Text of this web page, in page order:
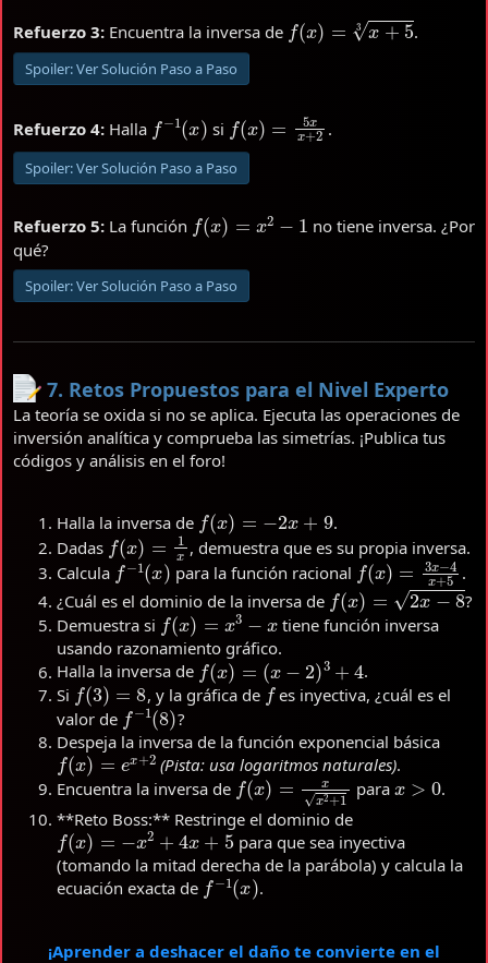
Refuerzo 3: Encuentra la inversa de (x = 53 .
Spoiler:Ver Solución Paso a Paso
Refuerzo 4: Halla − 1 (x ) si (x = +2 .
Spoiler:Ver Solución Paso a Paso
Refuerzo 5: La función (x = 1
no tiene inversa. ¿Por
qué?
Spoiler:Ver Solución Paso a Paso
7. Retos Propuestos para el Nivel Experto
La teoría se oxida si no se aplica. Ejecuta las operaciones de
inversión analítica y comprueba las simetrías. ¡Publica tus
códigos y análisis en el foro!
Halla la inversa de (x = +9
.
Dadas f(x)=1x
, demuestra que es su propia inversa.
Calcula f−1(x) para la función racional f(x)=3x−4x+5
.
¿Cuál es el dominio de la inversa de f(x = 2x− 8
?
Demuestra si f(x)=x3−x
tiene función inversa
usando razonamiento gráfico.
Halla la inversa de f(x)=(x−2)
.
Si f(3)= 8 , y la gráfica defes inyectiva, ¿cuál es el
valor de f−1 (8 ) ?
Despeja la inversa de la función exponencial básica
f(x)=ex +2 (Pista: usa logaritmos naturales).
Encuentra la inversa de f(x)=xx2+1 parax
.
**Reto Boss:** Restringe el dominio de
f(x)=− x2+4x+ 5
para que sea inyectiva
(tomando la mitad derecha de la parábola) y calcula la
ecuación exacta de f−1(x) .
¡Aprender a deshacer el daño te convierte en el